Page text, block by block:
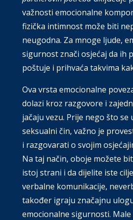
važnosti emocionalne
fizička intimnost može biti
neugodna. Za mnoge ljude,
sigurnost znači osjećaj da ih
poštuje i prihvaća takvima
Ova vrsta emocionalne
dolazi kroz razgovore i
jačaju vezu. Prije nego što
seksualni čin, važno je
i razgovarati o svojim
Na taj način, oboje možete
istoj strani i da dijelite iste
verbalne komunikacije,
također igraju značajnu
emocionalne sigurnosti.